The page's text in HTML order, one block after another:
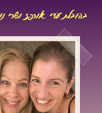
בהובלת עדי אורפז ושרי